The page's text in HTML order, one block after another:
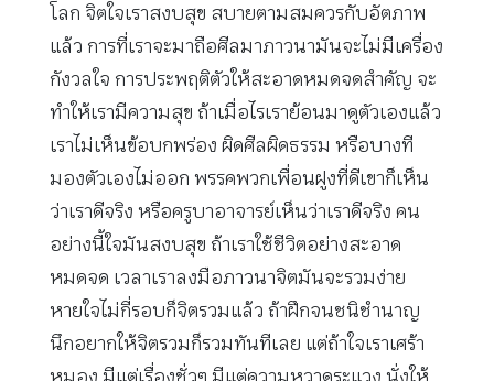
โลก จิตใจเราสงบสุข สบายตามสมควรกับอัตภาพ
แล้ว การที่เราจะมาถือศีลมาภาวนามันจะไม่มีเครื่อง
กังวลใจ การประพฤติตัวให้สะอาดหมดจดสำคัญ จะ
ทำให้เรามีความสุข ถ้าเมื่อไรเราย้อนมาดูตัวเองแล้ว
เราไม่เห็นข้อบกพร่อง ผิดศีลผิดธรรม หรือบางที
มองตัวเองไม่ออก พรรคพวกเพื่อนฝูงที่ดีเขาก็เห็น
ว่าเราดีจริง หรือครูบาอาจารย์เห็นว่าเราดีจริง คน
อย่างนี้ใจมันสงบสุข ถ้าเราใช้ชีวิตอย่างสะอาด
หมดจด เวลาเราลงมือภาวนาจิตมันจะรวมง่าย
หายใจไม่กี่รอบก็จิตรวมแล้ว ถ้าฝึกจนชนิชํานาญ
นึกอยากให้จิตรวมก็รวมทันทีเลย แต่ถ้าใจเราเศร้า